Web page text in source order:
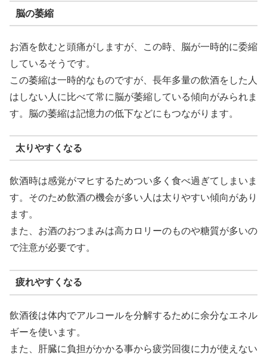
脳の萎縮
お酒を飲むと頭痛がしますが、この時、脳が一時的に委縮
しているそうです。
この萎縮は一時的なものですが、長年多量の飲酒をした人
はしない人に比べて常に脳が萎縮している傾向がみられま
す。脳の萎縮は記憶力の低下などにもつながります。
太りやすくなる
飲酒時は感覚がマヒするためつい多く食べ過ぎてしまいま
す。そのため飲酒の機会が多い人は太りやすい傾向があり
ます。
また、お酒のおつまみは高カロリーのものや糖質が多いの
で注意が必要です。
疲れやすくなる
飲酒後は体内でアルコールを分解するために余分なエネル
ギーを使います。
また、肝臓に負担がかかる事から疲労回復に力が使えない